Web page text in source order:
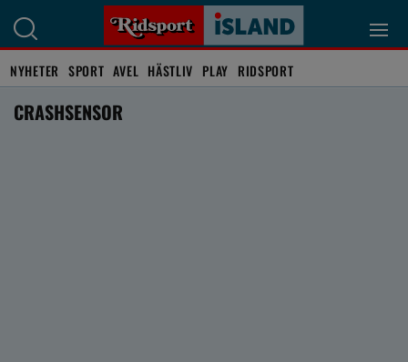
NYHETER SPORT AVEL HÄSTLIV PLAY RIDSPORT
CRASHSENSOR